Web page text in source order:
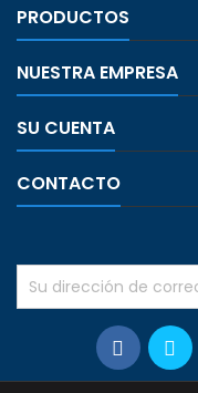
PRODUCTOS
NUESTRA EMPRESA
SU CUENTA
CONTACTO